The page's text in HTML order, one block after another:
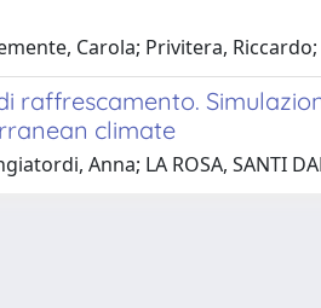
Carola; Privitera, Riccardo;
raffrescamento.
climate
Anna; LA ROSA, SANTI